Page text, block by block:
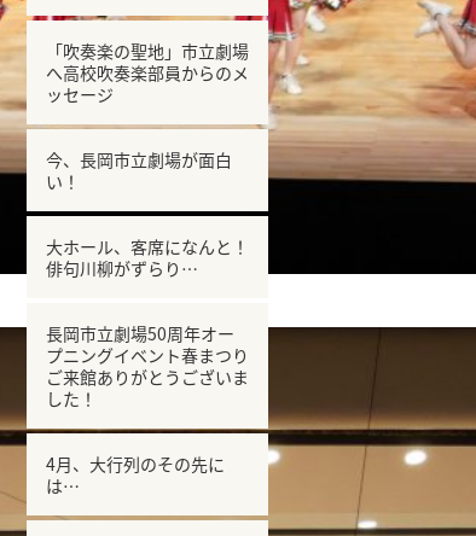
「吹奏楽の聖地」市立劇場
へ高校吹奏楽部員からのメ
ッセージ
今、長岡市立劇場が面白
い！
大ホール、客席になんと！
俳句川柳がずらり…
長岡市立劇場50周年オー
プニングイベント春まつり
ご来館ありがとうございま
した！
4月、大行列のその先に
は…